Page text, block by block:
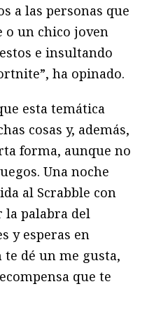
a las personas que
o un chico joven
e insultando
ha opinado.
esta temática
cosas y, además,
forma, aunque no
Una noche
al Scrabble con
la palabra del
y esperas en
dé un me gusta,
que te